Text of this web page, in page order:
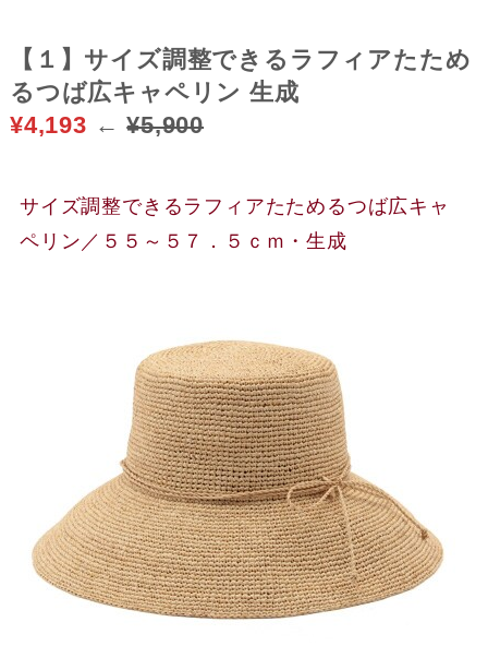
【１】サイズ調整できるラフィアたため
るつば広キャペリン 生成
¥4,193 ←¥5,900
サイズ調整できるラフィアたためるつば広キャ
ペリン／５５～５７．５ｃｍ・生成